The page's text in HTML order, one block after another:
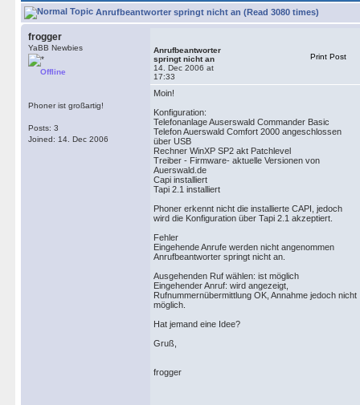
Anrufbeantworter springt nicht an (Read 3080 times)
frogger
YaBB Newbies
Offline
Phoner ist großartig!
Posts: 3
Joined: 14. Dec 2006
Anrufbeantworter
springt nicht an
14. Dec 2006 at
17:33
Print Post
Moin!
Konfiguration:
Telefonanlage Auserswald Commander Basic
Telefon Auerswald Comfort 2000 angeschlossen
über USB
Rechner WinXP SP2 akt Patchlevel
Treiber - Firmware- aktuelle Versionen von
Auerswald.de
Capi installiert
Tapi 2.1 installiert
Phoner erkennt nicht die installierte CAPI, jedoch
wird die Konfiguration über Tapi 2.1 akzeptiert.
Fehler
Eingehende Anrufe werden nicht angenommen
Anrufbeantworter springt nicht an.
Ausgehenden Ruf wählen: ist möglich
Eingehender Anruf: wird angezeigt,
Rufnummernübermittlung OK, Annahme jedoch nicht
möglich.
Hat jemand eine Idee?
Gruß,
frogger